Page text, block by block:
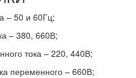
– 50 и 60Гц;
– 380, 660В;
тока – 220, 440В;
переменного – 660В;